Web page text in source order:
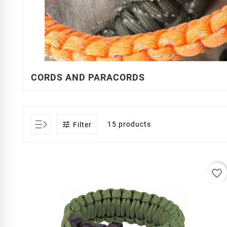
CORDS AND PARACORDS
 Filter 15 products
favorite_border